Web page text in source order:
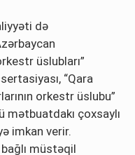
də
üslubları”
“Qara
orkestr üslubu”
mətbuatdakı çoxsaylı
imkan verir.
müstəqil